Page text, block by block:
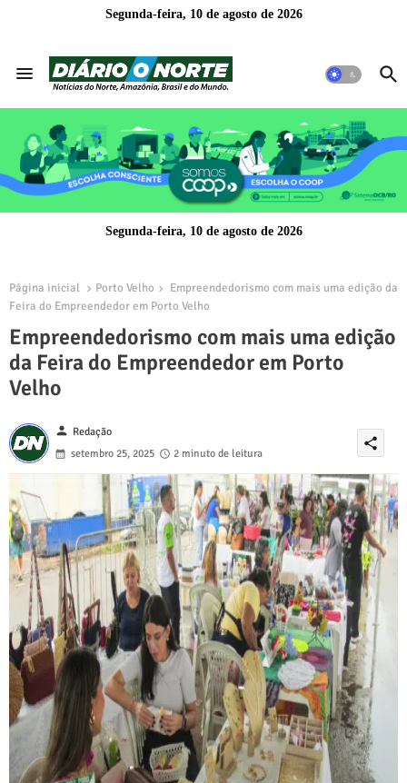
Segunda-feira, 10 de agosto de 2026
Segunda-feira, 10 de agosto de 2026
Página inicial Porto Velho
Empreendedorismo com mais uma edição da
Feira do Empreendedor em Porto Velho
Empreendedorismo com mais uma edição
da Feira do Empreendedor em Porto
Velho
person Redação
setembro 25, 2025
2 minuto de leitura
share